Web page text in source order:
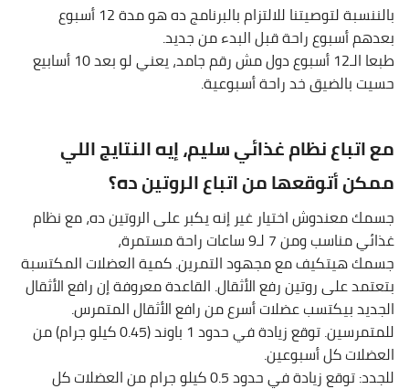
بالننسبة لتوصيتنا للالتزام بالبرنامج ده هو مدة 12 أسبوع
بعدهم أسبوع راحة قبل البدء من جديد.
طبعا الـ12 أسبوع دول مش رقم جامد، يعني لو بعد 10 أسابيع
حسيت بالضيق خد راحة أسبوعية.
مع اتباع نظام غذائي سليم، إيه النتايج اللي
ممكن أتوقعها من اتباع الروتين ده؟
جسمك معندوش اختيار غير إنه يكبر على الروتين ده، مع نظام
غذائي مناسب ومن 7 لـ9 ساعات راحة مستمرة،
جسمك هيتكيف مع مجهود التمرين. كمية العضلات المكتسبة
بتعتمد على روتين رفع الأثقال. القاعدة معروفة إن رافع الأثقال
الجديد بيكتسب عضلات أسرع من رافع الأثقال المتمرس.
للمتمرسين. توقع زيادة في حدود 1 باوند (0.45 كيلو جرام) من
العضلات كل أسبوعين.
للجدد: توقع زيادة في حدود 0.5 كيلو جرام من العضلات كل